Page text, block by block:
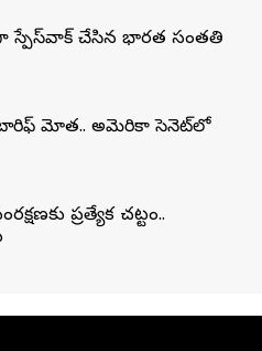
స్పేస్‌వాక్‌ చేసిన భారత సంతతి
టారిఫ్‌ మోత.. అమెరికా సెనెట్‌లో
ప్రత్యేక చట్టం..